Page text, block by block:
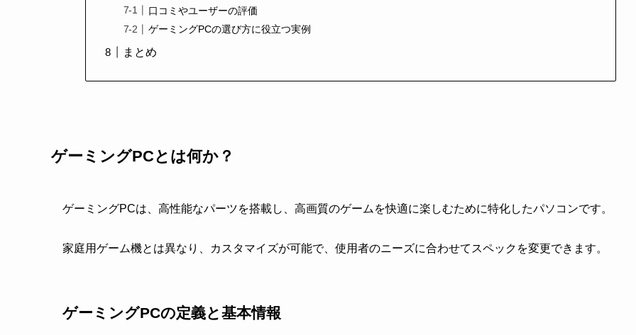
口コミやユーザーの評価
ゲーミングPCの選び方に役立つ実例
まとめ
ゲーミングPCとは何か？
ゲーミングPCは、高性能なパーツを搭載し、高画質のゲームを快適に楽しむために特化したパソコンです。
家庭用ゲーム機とは異なり、カスタマイズが可能で、使用者のニーズに合わせてスペックを変更できます。
ゲーミングPCの定義と基本情報